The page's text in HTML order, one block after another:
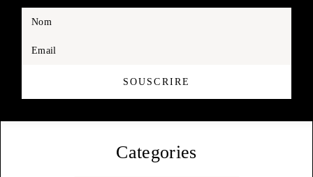
Nom
Email
SOUSCRIRE
Categories